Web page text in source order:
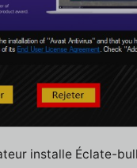
installe Éclate-